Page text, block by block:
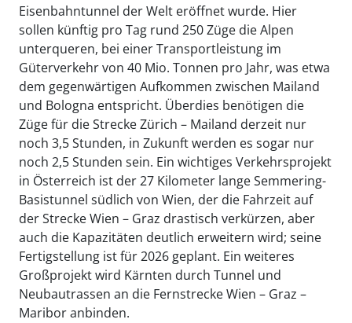
Eisenbahntunnel der Welt eröffnet wurde. Hier
sollen künftig pro Tag rund 250 Züge die Alpen
unterqueren, bei einer Transportleistung im
Güterverkehr von 40 Mio. Tonnen pro Jahr, was etwa
dem gegenwärtigen Aufkommen zwischen Mailand
und Bologna entspricht. Überdies benötigen die
Züge für die Strecke Zürich – Mailand derzeit nur
noch 3,5 Stunden, in Zukunft werden es sogar nur
noch 2,5 Stunden sein. Ein wichtiges Verkehrsprojekt
in Österreich ist der 27 Kilometer lange Semmering-
Basistunnel südlich von Wien, der die Fahrzeit auf
der Strecke Wien – Graz drastisch verkürzen, aber
auch die Kapazitäten deutlich erweitern wird; seine
Fertigstellung ist für 2026 geplant. Ein weiteres
Großprojekt wird Kärnten durch Tunnel und
Neubautrassen an die Fernstrecke Wien – Graz –
Maribor anbinden.